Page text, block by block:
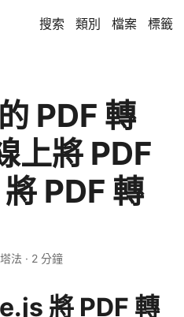
搜索 類別 檔案 標籤
PDF 轉
上將 PDF
PDF 轉
法 · 2 分鐘
將 PDF 轉